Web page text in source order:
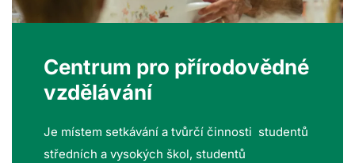
Centrum pro přírodovědné
vzdělávání
Je místem setkávání a tvůrčí činnosti studentů
středních a vysokých škol, studentů